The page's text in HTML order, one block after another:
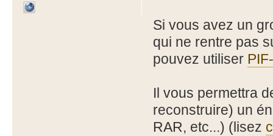
Si vous avez un
qui ne rentre pas
pouvez utiliser
Il vous permettra
reconstruire) un
RAR, etc...) (lisez